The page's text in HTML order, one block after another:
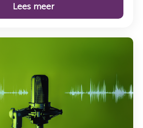
Lees meer